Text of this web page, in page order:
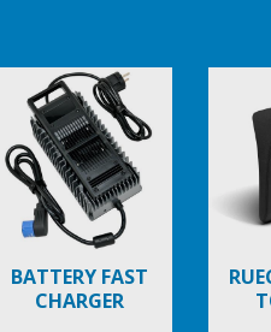
BATTERY FAST
CHARGER